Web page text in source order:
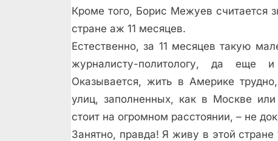
Кроме того, Борис Межуев считается
стране аж 11 месяцев.
Естественно, за 11 месяцев такую
журналисту-политологу, да
Оказывается, жить в Америке
улиц, заполненных, как в Москве
стоит на огромном расстоянии, – не
Занятно, правда! Я живу в этой